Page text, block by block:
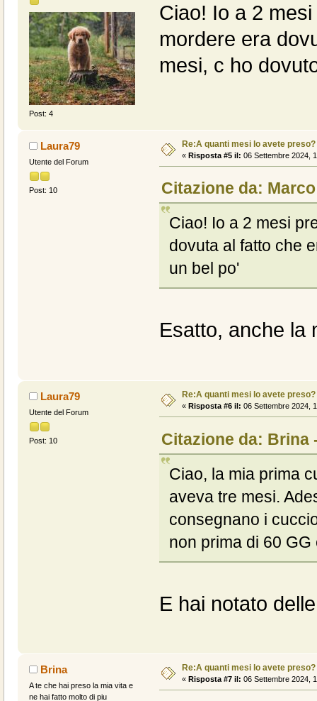
Post: 4
Ciao! Io a 2
mordere era
mesi, c ho
Laura79
Utente del Forum
Post: 10
Re:A quanti mesi lo avete preso?
« Risposta #5 il: 06 Settembre 2024,
Citazione da:
Ciao! Io a 2 mesi
dovuta al fatto che
un bel po'
Esatto, anche la
Laura79
Utente del Forum
Post: 10
Re:A quanti mesi lo avete preso?
« Risposta #6 il: 06 Settembre 2024,
Citazione da: Brina
Ciao, la mia prima
aveva tre mesi.
consegnano i
non prima di 60
E hai notato
Brina
A te che hai preso la mia vita e
ne hai fatto molto di piu
Re:A quanti mesi lo avete preso?
« Risposta #7 il: 06 Settembre 2024,